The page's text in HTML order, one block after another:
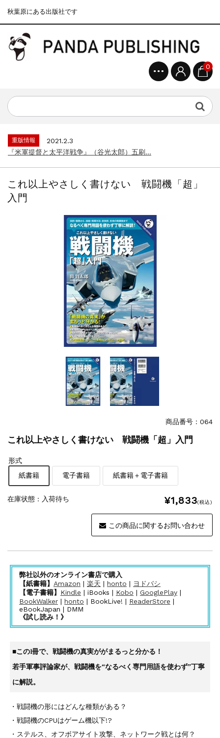
秋葉原にある出版社です
0
『F-2超入門』（関 賢太郎）三刷...
重版情報
2021.3.25
重版情報
2021.2.3
『米軍提督と太平洋戦争』（谷光太郎）五刷...
重版情報
2020.12.18
『日本陸海軍はなぜロジスティクスを軽視し...
『F-2超入門』（関 賢太郎）三刷...
2021.3.25
『〈決定版〉ソ連・ロシア 戦車王国の系譜...
2021.2.3
『米軍提督と太平洋戦争』（谷光太郎）五刷...
2020.12.18
『「砲兵」から見た世界大戦』（古峰文三）...
2020.12.18
『日本陸海軍はなぜロジスティクスを軽視し...
2020.12.18
『F-2超入門』（関 賢太郎）三刷...
これ以上やさしく書けない 戦闘機「超」
入門
商品番号：064
これ以上やさしく書けない 戦闘機「超」入門
形式
紙書籍
電子書籍 紙書籍＋電子書籍
在庫状態 : 入荷待ち ¥1,833(税込)
この商品に関するお問い合わせ
弊社以外のオンライン書店で購入
【紙書籍】 Amazon | 楽天 | honto | ヨドバシ
【電子書籍】 Kindle | iBooks | Kobo | GooglePlay|
BookWalker| honto | BookLive! | ReaderStore |
eBookJapan | DMM
《試し読み！》
■この1冊で、戦闘機の真実ががまるっと分かる！
若手軍事評論家が、戦闘機を“なるべく専門用語を使わず”丁寧
に解説。
・戦闘機の形にはどんな種類がある？
・戦闘機のCPUはゲーム機以下!?
・ステルス、オフボアサイト攻撃、ネットワーク戦とは何？